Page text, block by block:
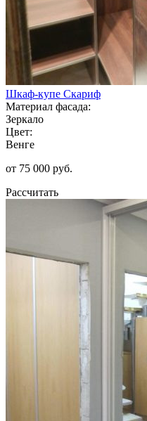
Шкаф-купе Скариф
Материал фасада:
Зеркало
Цвет:
Венге
от 75 000 руб.
Рассчитать